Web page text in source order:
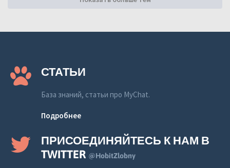
СТАТЬИ
База знаний, статьи про MyChat.
Подробнее
ПРИСОЕДИНЯЙТЕСЬ К НАМ В
TWITTER @HobitZlobny